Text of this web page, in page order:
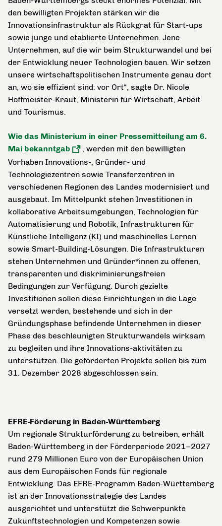
den bewilligten Projekten stärken wir die
Innovationsinfrastruktur als Rückgrat für Start-ups
sowie junge und etablierte Unternehmen. Jene
Unternehmen, auf die wir beim Strukturwandel und bei
der Entwicklung neuer Technologien bauen. Wir setzen
unsere wirtschaftspolitischen Instrumente genau dort
an, wo sie effizient sind: vor Ort“, sagte Dr. Nicole
Hoffmeister-Kraut, Ministerin für Wirtschaft, Arbeit
und Tourismus.
Wie das Ministerium in einer Pressemitteilung am 6.
Mai bekanntgab
, werden mit den bewilligten
Vorhaben Innovations-, Gründer- und
Technologiezentren sowie Transferzentren in
verschiedenen Regionen des Landes modernisiert und
ausgebaut. Im Mittelpunkt stehen Investitionen in
kollaborative Arbeitsumgebungen, Technologien für
Automatisierung und Robotik, Infrastrukturen für
Künstliche Intelligenz (KI) und maschinelles Lernen
sowie Smart-Building-Lösungen. Die Infrastrukturen
stehen Unternehmen und Gründer*innen zu offenen,
transparenten und diskriminierungsfreien
Bedingungen zur Verfügung. Durch gezielte
Investitionen sollen diese Einrichtungen in die Lage
versetzt werden, bestehende und sich in der
Gründungsphase befindende Unternehmen in dieser
Phase des beschleunigten Strukturwandels wirksam
zu begleiten und ihre Innovations-aktivitäten zu
unterstützen. Die geförderten Projekte sollen bis zum
31. Dezember 2028 abgeschlossen sein.
EFRE-Förderung in Baden-Württemberg
Um regionale Strukturförderung zu betreiben, erhält
Baden-Württemberg in der Förderperiode 2021–2027
rund 279 Millionen Euro von der Europäischen Union
aus dem Europäischen Fonds für regionale
Entwicklung. Das EFRE-Programm Baden-Württemberg
ist an der Innovationsstrategie des Landes
ausgerichtet und unterstützt die Schwerpunkte
Zukunftstechnologien und Kompetenzen sowie